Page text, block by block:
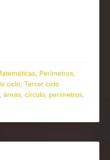
, Perímetros,
ciclo,Tercer ciclo
,áreas,círculo, perímetros,